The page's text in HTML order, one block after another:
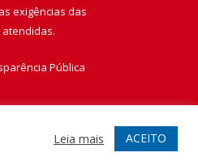
exigências das
Pública
Leia mais ACEITO